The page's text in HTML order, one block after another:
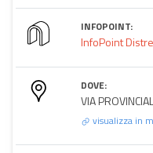
INFOPOINT:
InfoPoint
DOVE:
VIA
visualizza in